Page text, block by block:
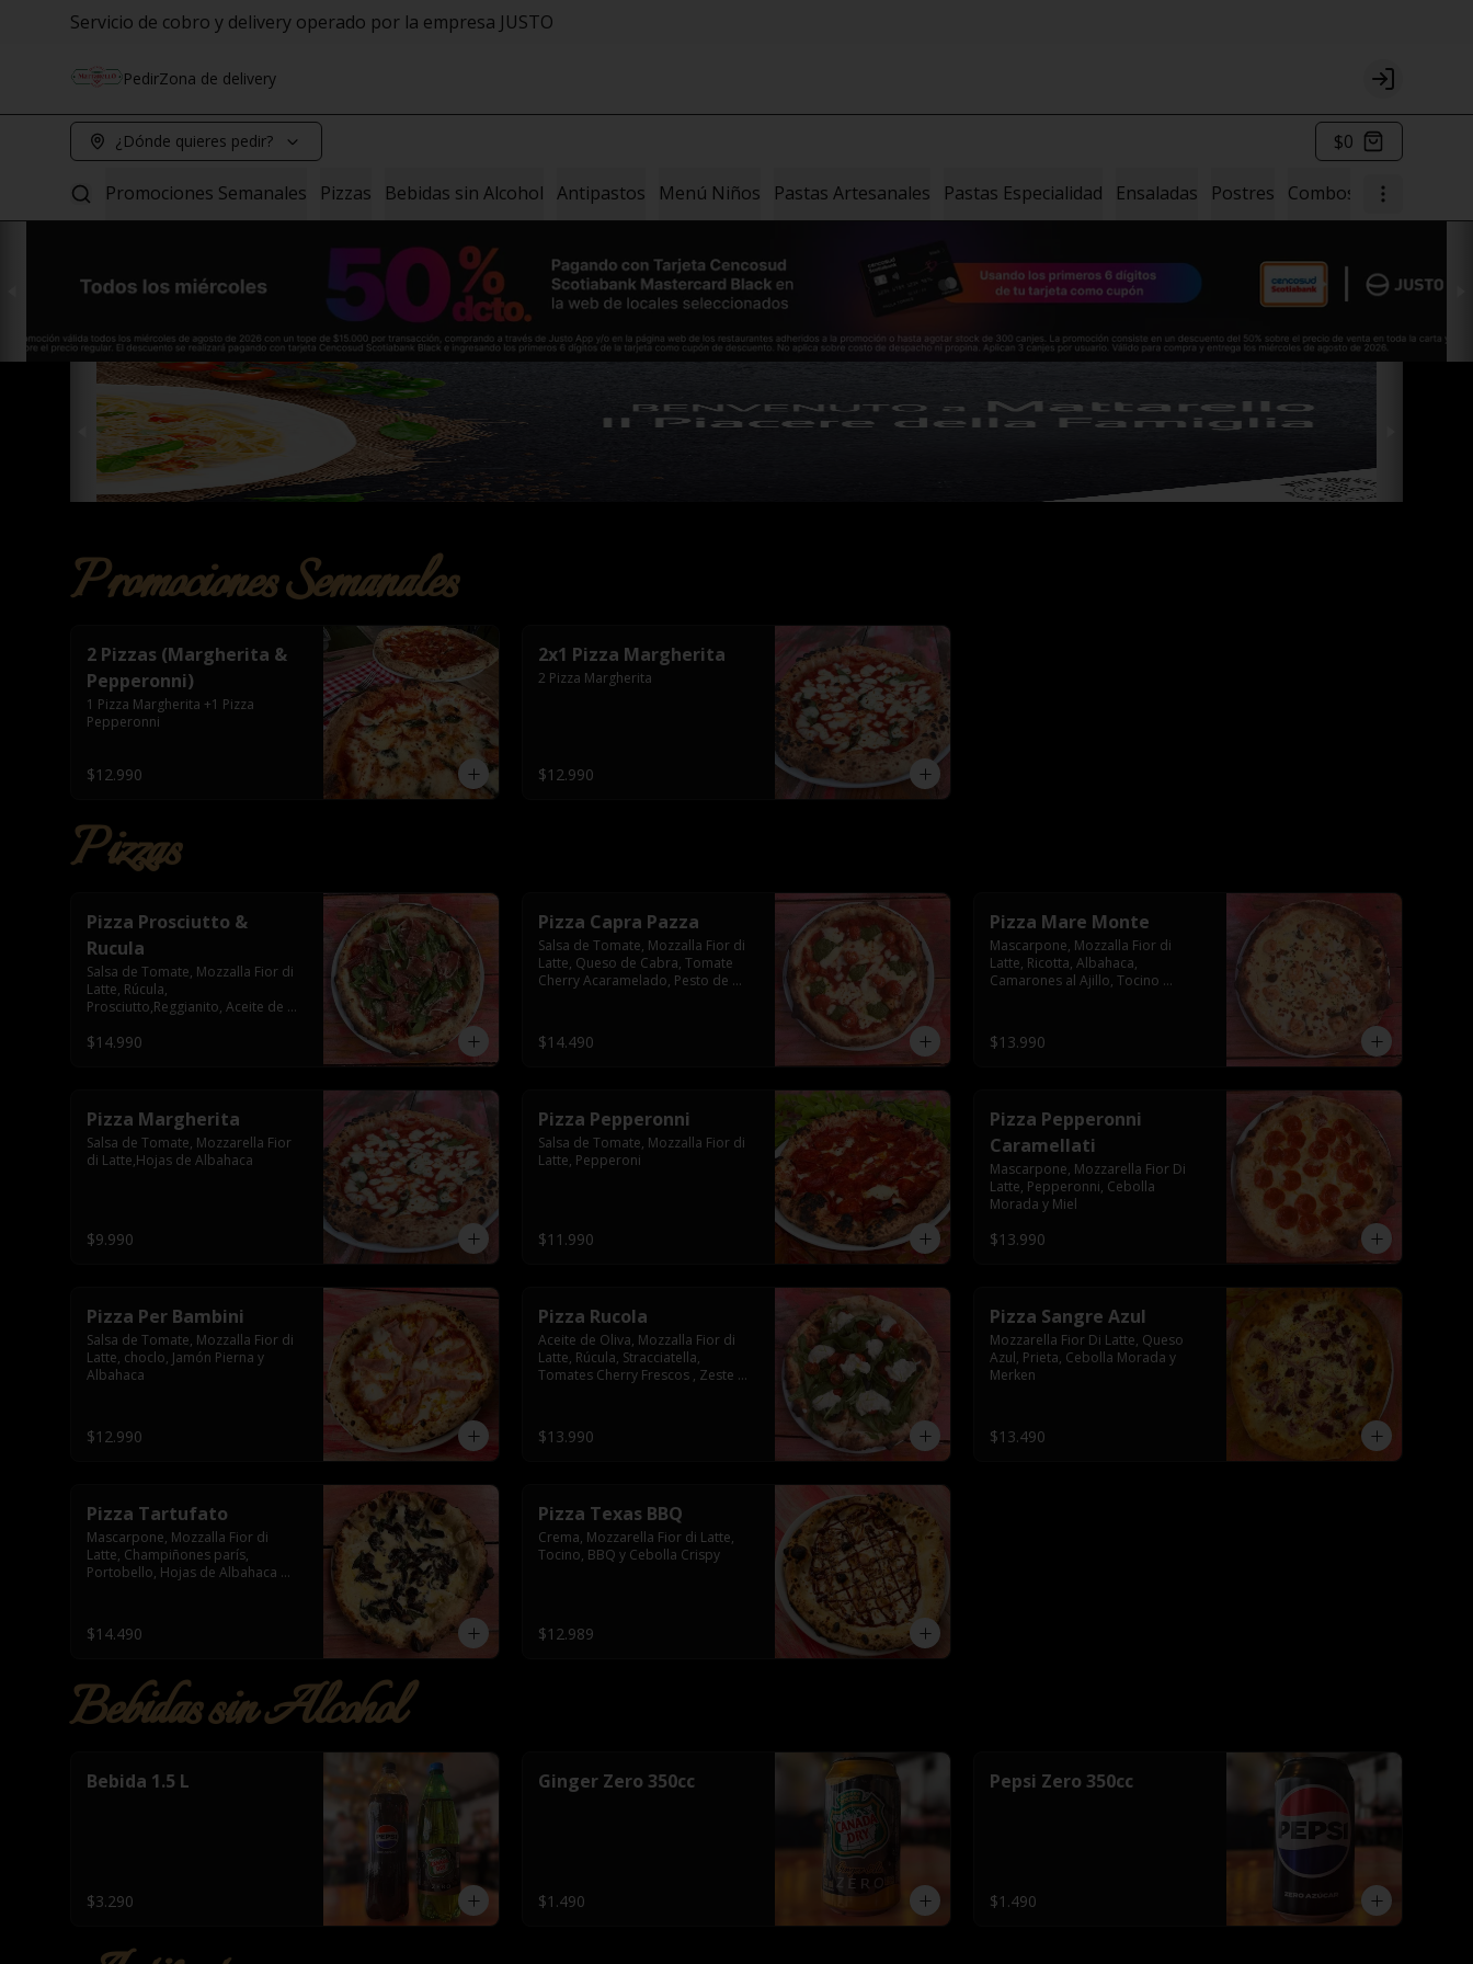
Servicio de cobro y delivery operado por la empresa JUSTO
PedirZona de delivery Login
¿Dónde quieres pedir? $0
Promociones Semanales Pizzas Bebidas sin Alcohol Antipastos Menú Niños Pastas Artesanales Pastas Especialidad Ensaladas Postres Combos
Promociones Semanales
2 Pizzas (Margherita &
Pepperonni)
1 Pizza Margherita +1 Pizza
Pepperonni
$12.990
2x1 Pizza Margherita
2 Pizza Margherita
$12.990
Pizzas
Pizza Prosciutto &
Rucula
Salsa de Tomate, Mozzalla Fior di
Latte, Rúcula,
Prosciutto,Reggianito, Aceite de
$14.990
Pizza Capra Pazza
Salsa de Tomate, Mozzalla Fior di
Latte, Queso de Cabra, Tomate
Cherry Acaramelado, Pesto de
$14.490
Pizza Mare Monte
Mascarpone, Mozzalla Fior di
Latte, Ricotta, Albahaca,
Camarones al Ajillo, Tocino
$13.990
Pizza Margherita
Salsa de Tomate, Mozzarella Fior
di Latte,Hojas de Albahaca
$9.990
Pizza Pepperonni
Salsa de Tomate, Mozzalla Fior di
Latte, Pepperoni
$11.990
Pizza Pepperonni
Caramellati
Mascarpone, Mozzarella Fior Di
Latte, Pepperonni, Cebolla
Morada y Miel
$13.990
Pizza Per Bambini
Salsa de Tomate, Mozzalla Fior di
Latte, choclo, Jamón Pierna y
Albahaca
$12.990
Pizza Rucola
Aceite de Oliva, Mozzalla Fior di
Latte, Rúcula, Stracciatella,
Tomates Cherry Frescos , Zeste de
$13.990
Pizza Sangre Azul
Mozzarella Fior Di Latte, Queso
Azul, Prieta, Cebolla Morada y
Merken
$13.490
Pizza Tartufato
Mascarpone, Mozzalla Fior di
Latte, Champiñones parís,
Portobello, Hojas de Albahaca
$14.490
Pizza Texas BBQ
Crema, Mozzarella Fior di Latte,
Tocino, BBQ y Cebolla Crispy
$12.989
Bebidas sin Alcohol
Bebida 1.5 L
$3.290
Ginger Zero 350cc
$1.490
Pepsi Zero 350cc
$1.490